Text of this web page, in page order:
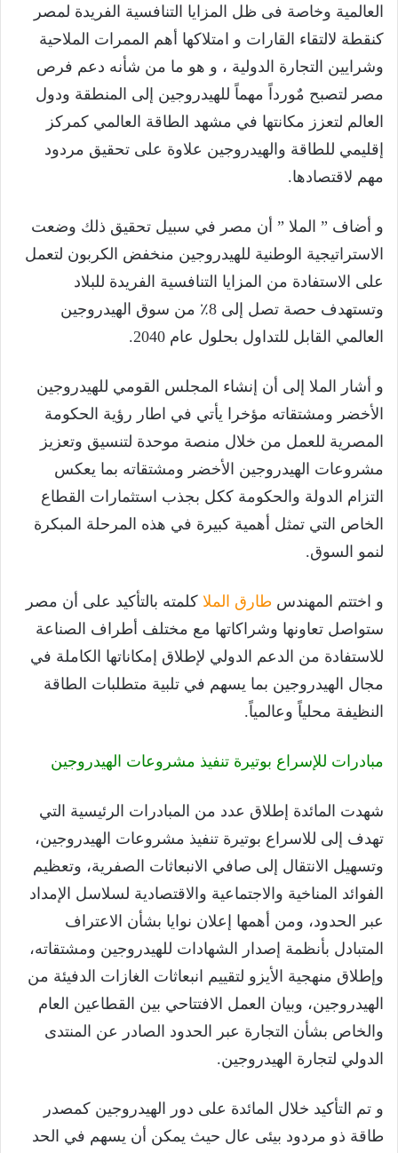
العالمية وخاصة فى ظل المزايا التنافسية الفريدة لمصر
كنقطة لالتقاء القارات و امتلاكها أهم الممرات الملاحية
وشرايين التجارة الدولية ، و هو ما من شأنه دعم فرص
مصر لتصبح مٌورداً مهماً للهيدروجين إلى المنطقة ودول
العالم لتعزز مكانتها في مشهد الطاقة العالمي كمركز
إقليمي للطاقة والهيدروجين علاوة على تحقيق مردود
مهم لاقتصادها.
و أضاف ” الملا ” أن مصر في سبيل تحقيق ذلك وضعت
الاستراتيجية الوطنية للهيدروجين منخفض الكربون لتعمل
على الاستفادة من المزايا التنافسية الفريدة للبلاد
وتستهدف حصة تصل إلى 8٪ من سوق الهيدروجين
العالمي القابل للتداول بحلول عام 2040.
و أشار الملا إلى أن إنشاء المجلس القومي للهيدروجين
الأخضر ومشتقاته مؤخرا يأتي في اطار رؤية الحكومة
المصرية للعمل من خلال منصة موحدة لتنسيق وتعزيز
مشروعات الهيدروجين الأخضر ومشتقاته بما يعكس
التزام الدولة والحكومة ككل بجذب استثمارات القطاع
الخاص التي تمثل أهمية كبيرة في هذه المرحلة المبكرة
لنمو السوق.
و اختتم المهندس طارق الملا كلمته بالتأكيد على أن مصر
ستواصل تعاونها وشراكاتها مع مختلف أطراف الصناعة
للاستفادة من الدعم الدولي لإطلاق إمكاناتها الكاملة في
مجال الهيدروجين بما يسهم في تلبية متطلبات الطاقة
النظيفة محلياً وعالمياً.
مبادرات للإسراع بوتيرة تنفيذ مشروعات الهيدروجين
شهدت المائدة إطلاق عدد من المبادرات الرئيسية التي
تهدف إلى للاسراع بوتيرة تنفيذ مشروعات الهيدروجين،
وتسهيل الانتقال إلى صافي الانبعاثات الصفرية، وتعظيم
الفوائد المناخية والاجتماعية والاقتصادية لسلاسل الإمداد
عبر الحدود، ومن أهمها إعلان نوايا بشأن الاعتراف
المتبادل بأنظمة إصدار الشهادات للهيدروجين ومشتقاته،
وإطلاق منهجية الأيزو لتقييم انبعاثات الغازات الدفيئة من
الهيدروجين، وبيان العمل الافتتاحي بين القطاعين العام
والخاص بشأن التجارة عبر الحدود الصادر عن المنتدى
الدولي لتجارة الهيدروجين.
و تم التأكيد خلال المائدة على دور الهيدروجين كمصدر
طاقة ذو مردود بيئى عال حيث يمكن أن يسهم في الحد